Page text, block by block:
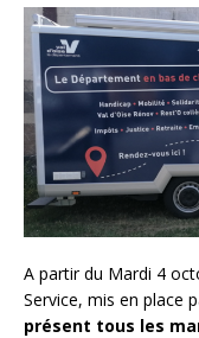
A partir du Mardi 4
Service, mis en place
présent tous les